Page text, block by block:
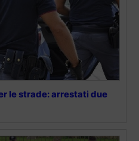
le strade: arrestati due